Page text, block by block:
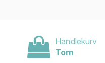
Handlekurv
Tom